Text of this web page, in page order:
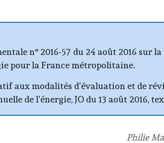
n° 2016-57 du 24 août 2016 sur la
pour la France métropolitaine.
aux modalités d’évaluation et de
de l’énergie, JO du 13 août 2016,
Philie